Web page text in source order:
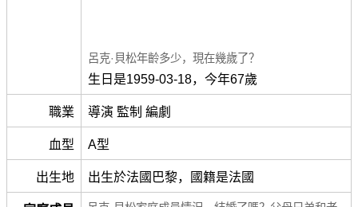
呂克·貝松年齡多少，現在幾歲了？
生日是1959-03-18，今年67歲
職業 導演 監制 編劇
血型 A型
出生地 出生於法國巴黎，國籍是法國